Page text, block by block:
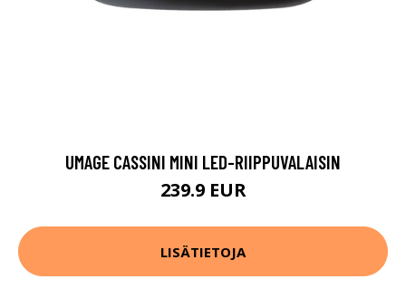
UMAGE CASSINI MINI LED-RIIPPUVALAISIN
239.9 EUR
LISÄTIETOJA